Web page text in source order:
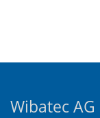
Wibatec AG